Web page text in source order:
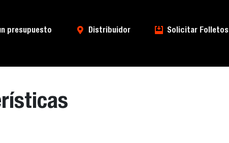
presupuesto Distribuidor Solicitar Folletos